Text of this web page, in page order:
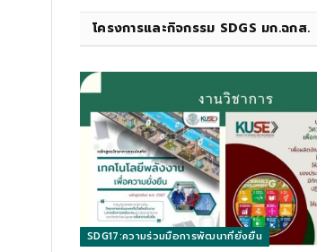
โครงการและกิจกรรม SDGS มก.ฉกส.
SDG17:ความร่วมมือการพัฒนาที่ยั่งยืน